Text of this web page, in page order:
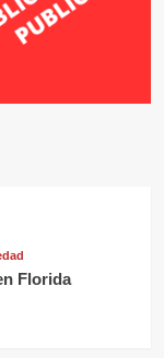
Florida